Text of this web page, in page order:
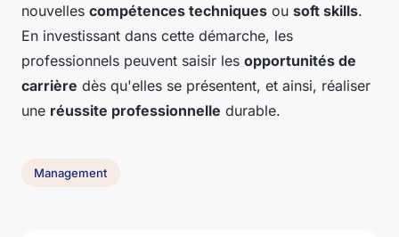
nouvelles compétences techniques ou soft skills.
En investissant dans cette démarche, les
professionnels peuvent saisir les opportunités de
carrière dès qu'elles se présentent, et ainsi, réaliser
une réussite professionnelle durable.
Management